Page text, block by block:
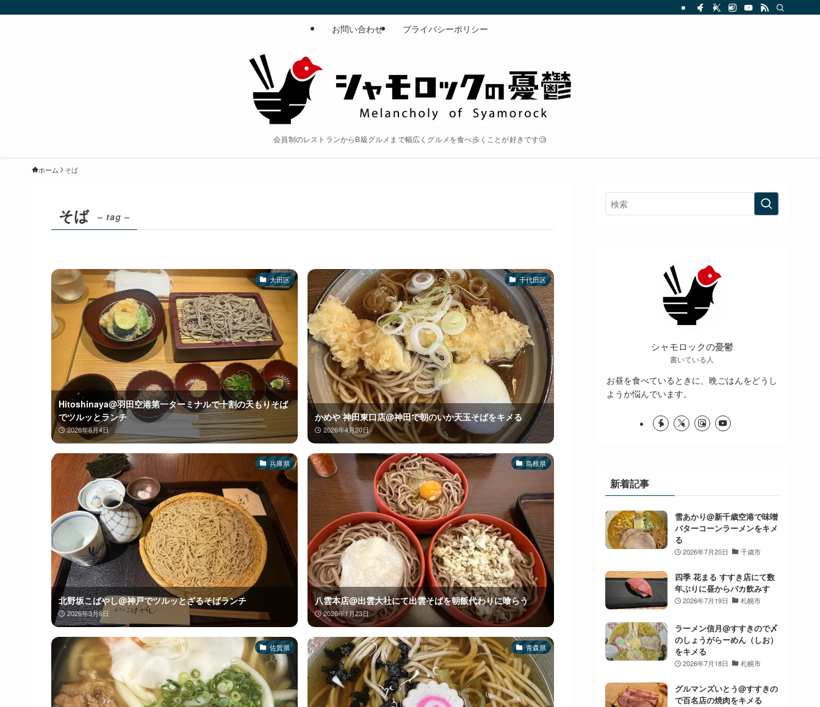
会員制のレストランからB級グルメまで幅広くグルメを食べ歩くことが好きです🧐
お問い合わせ プライバシーポリシー
ホーム そば
そば – tag –
大田区
Hitoshinaya@羽田空港第一ターミナルで十割の天もりそば
でツルッとランチ
2026年6月4日
千代田区
かめや 神田東口店@神田で朝のいか天玉そばをキメる
2026年4月20日
兵庫県
北野坂こばやし@神戸でツルッとざるそばランチ
2026年3月6日
島根県
八雲本店@出雲大社にて出雲そばを朝飯代わりに喰らう
2026年1月23日
佐賀県 青森県
シャモロックの憂鬱
書いている人
お昼を食べているときに、晩ごはんをどうし
ようか悩んでいます。
新着記事
雪あかり@新千歳空港で味噌
バターコーンラーメンをキメ
る
2026年7月20日 千歳市
四季 花まる すすき店にて数
年ぶりに昼からバカ飲みす
2026年7月19日 札幌市
ラーメン信月@すすきので〆
のしょうがらーめん（しお）
をキメる
2026年7月18日 札幌市
グルマンズいとう@すすきの
で百名店の焼肉をキメる